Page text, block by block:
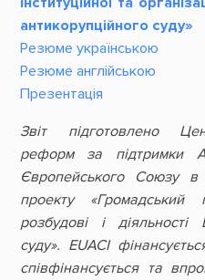
антикорупційного суду»
Резюме українською
Резюме англійською
Презентація
Звіт підготовлено
реформ за підтримки
Європейського Союзу в
проекту «Громадський
розбудові і діяльності
суду». EUACI
співфінансується та